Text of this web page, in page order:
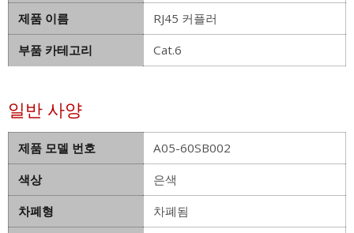
제품 이름
RJ45 커플러
부품 카테고리
Cat.6
일반 사양
제품 모델 번호
A05-60SB002
색상
은색
차폐형
차폐됨